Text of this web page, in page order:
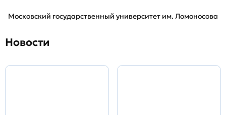
Московский государственный университет им. Ломоносова
Новости